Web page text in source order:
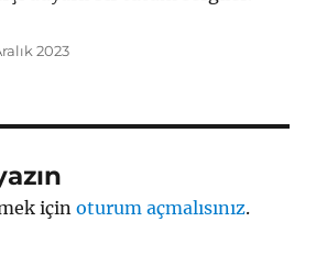
2023
içinoturum açmalısınız.